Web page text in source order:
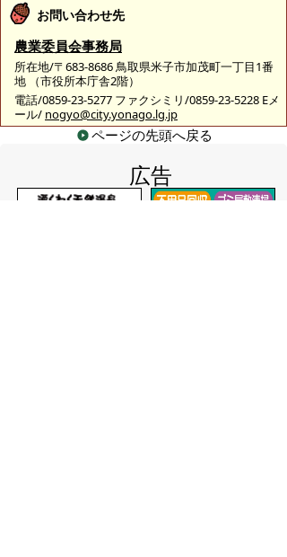
お問い合わせ先
農業委員会事務局
所在地/〒683-8686 鳥取県米子市加茂町一丁目1番
地 （市役所本庁舎2階）
電話/0859-23-5277 ファクシミリ/0859-23-5228 Eメ
ール/ nogyo@city.yonago.lg.jp
ページの先頭へ戻る
広告